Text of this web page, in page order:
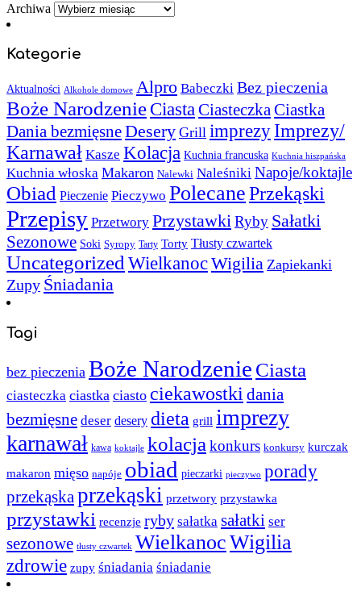
Archiwa
Kategorie
Aktualności Alkohole domowe Alpro Babeczki Bez pieczenia
Boże NarodzenieCiasta CiasteczkaCiastka
Dania bezmięsneDesery Grill imprezy Imprezy/
Karnawał Kasze Kolacja Kuchnia francuska Kuchnia hiszpańska
Kuchnia włoska Makaron Nalewki Naleśniki Napoje/koktajle
Obiad Pieczenie Pieczywo PolecanePrzekąski
Przepisy Przetwory PrzystawkiRyby Sałatki
Sezonowe Soki Syropy Tarty Torty Tłusty czwartek
Uncategorized WielkanocWigilia Zapiekanki
Zupy Śniadania
Tagi
bez pieczenia Boże Narodzenie Ciasta
ciasteczka ciastka ciasto ciekawostkidania
bezmięsne deser desery dieta grill imprezy
karnawał kawa koktajle kolacjakonkurs konkursy kurczak
makaron mięso napóje obiad pieczarki pieczywo porady
przekąskaprzekąski przetwory przystawka
przystawki recenzje ryby sałatka sałatki ser
sezonowe tłusty czwartek WielkanocWigilia
zdrowie zupy śniadania śniadanie